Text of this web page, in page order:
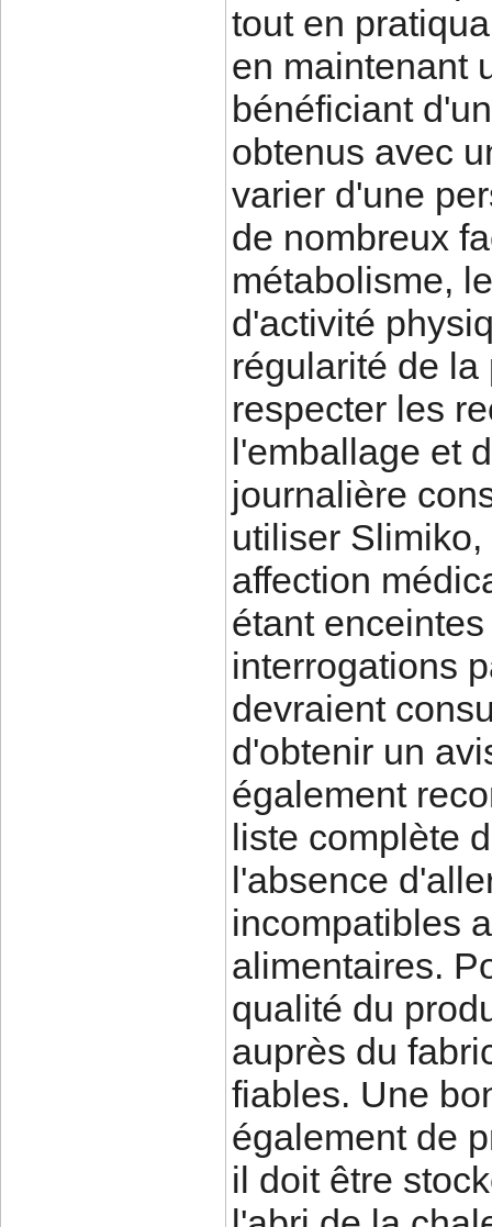
tout en
en maintenant
bénéficiant
obtenus avec
varier d'une
de nombreux
métabolisme,
d'activité
régularité de
respecter les
l'emballage et
journalière
utiliser
affection
étant
interrogations
devraient
d'obtenir un
également
liste complète
l'absence
incompatibles
alimentaires.
qualité du
auprès du
fiables. Une
également de
il doit être